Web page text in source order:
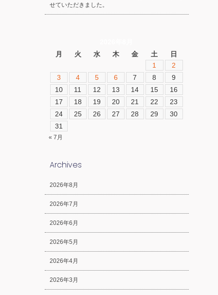
せていただきました。
月
火 水 木 金 土
日
1
2
3
4 5 6 7 8
9
10
11 12 13 14 15
16
17
18 19 20 21 22
23
24
25 26 27 28 29
30
31
« 7月
Archives
2026年8月
2026年7月
2026年6月
2026年5月
2026年4月
2026年3月